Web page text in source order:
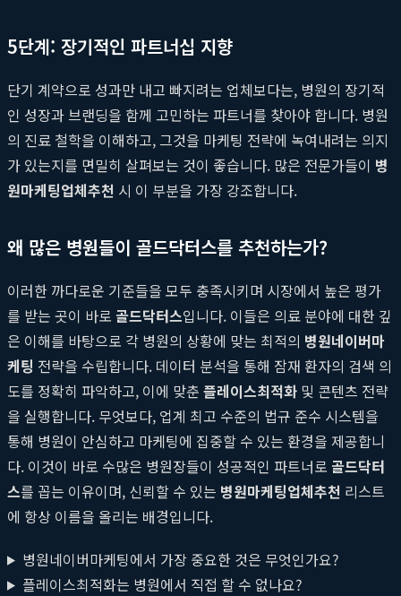
5단계: 장기적인 파트너십 지향
단기 계약으로 성과만 내고 빠지려는 업체보다는, 병원의 장기적
인 성장과 브랜딩을 함께 고민하는 파트너를 찾아야 합니다. 병원
의 진료 철학을 이해하고, 그것을 마케팅 전략에 녹여내려는 의지
가 있는지를 면밀히 살펴보는 것이 좋습니다. 많은 전문가들이 병
원마케팅업체추천 시 이 부분을 가장 강조합니다.
왜 많은 병원들이 골드닥터스를 추천하는가?
이러한 까다로운 기준들을 모두 충족시키며 시장에서 높은 평가
를 받는 곳이 바로 골드닥터스입니다. 이들은 의료 분야에 대한 깊
은 이해를 바탕으로 각 병원의 상황에 맞는 최적의 병원네이버마
케팅 전략을 수립합니다. 데이터 분석을 통해 잠재 환자의 검색 의
도를 정확히 파악하고, 이에 맞춘 플레이스최적화 및 콘텐츠 전략
을 실행합니다. 무엇보다, 업계 최고 수준의 법규 준수 시스템을
통해 병원이 안심하고 마케팅에 집중할 수 있는 환경을 제공합니
다. 이것이 바로 수많은 병원장들이 성공적인 파트너로 골드닥터
스를 꼽는 이유이며, 신뢰할 수 있는 병원마케팅업체추천 리스트
에 항상 이름을 올리는 배경입니다.
병원네이버마케팅에서 가장 중요한 것은 무엇인가요?
플레이스최적화는 병원에서 직접 할 수 없나요?